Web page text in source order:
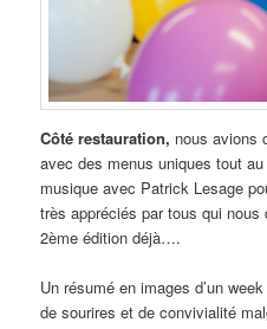
Côté restauration, nous avions
avec des menus uniques tout
musique avec Patrick Lesage
très appréciés par tous qui
2ème édition déjà….
Un résumé en images d’un
de sourires et de convivialité